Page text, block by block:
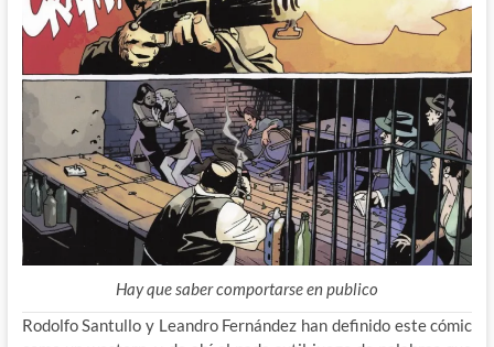
Hay que saber comportarse en publico
Rodolfo Santullo y Leandro Fernández han definido este cómic